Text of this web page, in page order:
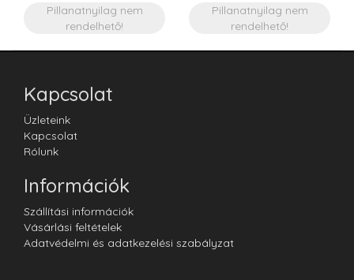
Pillanatnyilag nem
rendelhető!
Pillanatnyilag nem
rendelhető!
Kapcsolat
Üzleteink
Kapcsolat
Rólunk
Információk
Szállítási információk
Vásárlási feltételek
Adatvédelmi és adatkezelési szabályzat